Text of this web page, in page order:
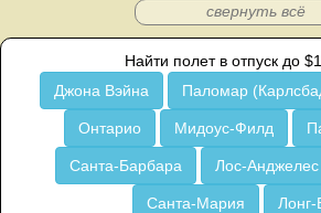
свернуть всё
Найти полет в отпуск до
Джона Вэйна
Паломар
Онтарио Мидоус-Филд
Санта-Барбара Лос-Анджелес
Санта-Мария Лонг-